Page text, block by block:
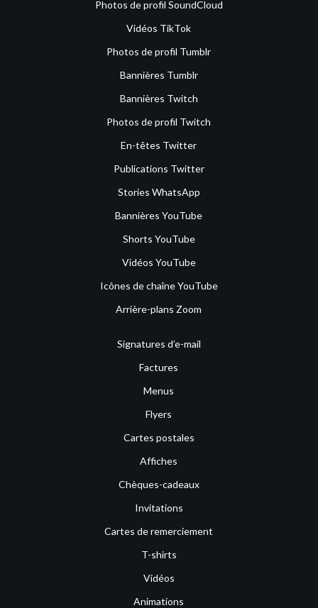
Photos de profil SoundCloud
Vidéos TikTok
Photos de profil Tumblr
Bannières Tumblr
Bannières Twitch
Photos de profil Twitch
En-têtes Twitter
Publications Twitter
Stories WhatsApp
Bannières YouTube
Shorts YouTube
Vidéos YouTube
Icônes de chaîne YouTube
Arrière-plans Zoom
Signatures d’e-mail
Factures
Menus
Flyers
Cartes postales
Affiches
Chèques-cadeaux
Invitations
Cartes de remerciement
T-shirts
Vidéos
Animations